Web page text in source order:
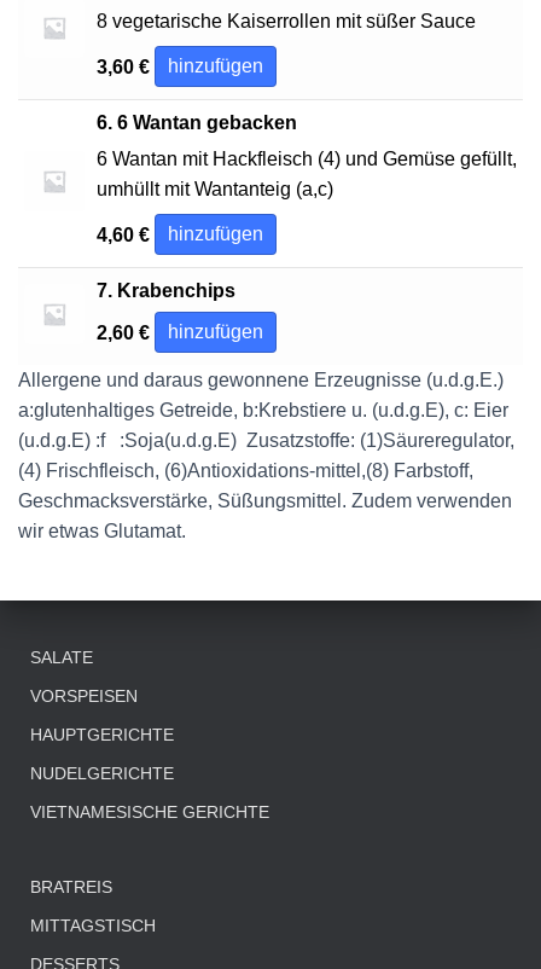
8 vegetarische Kaiserrollen mit süßer Sauce
3,60 € hinzufügen
6. 6 Wantan gebacken
6 Wantan mit Hackfleisch (4) und Gemüse gefüllt,
umhüllt mit Wantanteig (a,c)
4,60 € hinzufügen
7. Krabenchips
2,60 € hinzufügen
Allergene und daraus gewonnene Erzeugnisse (u.d.g.E.)
a:glutenhaltiges Getreide, b:Krebstiere u. (u.d.g.E), c: Eier
(u.d.g.E) :f :Soja(u.d.g.E) Zusatzstoffe: (1)Säureregulator,
(4) Frischfleisch, (6)Antioxidations-mittel,(8) Farbstoff,
Geschmacksverstärke, Süßungsmittel. Zudem verwenden
wir etwas Glutamat.
SALATE
VORSPEISEN
HAUPTGERICHTE
NUDELGERICHTE
VIETNAMESISCHE GERICHTE
BRATREIS
MITTAGSTISCH
DESSERTS